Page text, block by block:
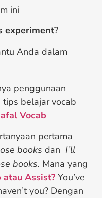
ini
experiment?
Anda dalam
penggunaan
belajar vocab
Vocab
pertama
books dan I’ll
books. Mana yang
atau Assist? You’ve
you? Dengan